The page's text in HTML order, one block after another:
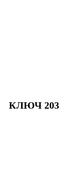
КЛЮЧ 203